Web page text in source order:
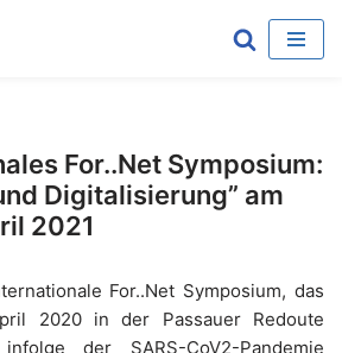
For..Net Symposium:
Digitalisierung” am
2021
For..Net Symposium, das
2020 in der Passauer Redoute
der SARS-CoV2-Pandemie